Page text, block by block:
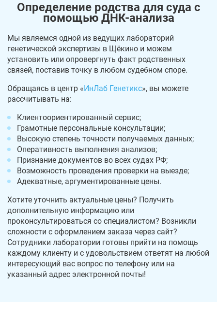
Определение родства для суда с
помощью ДНК-анализа
Мы являемся одной из ведущих лабораторий
генетической экспертизы в Щёкино и можем
установить или опровергнуть факт родственных
связей, поставив точку в любом судебном споре.
Обращаясь в центр « ИнЛаб Генетикс», вы можете
рассчитывать на:
Клиентоориентированный сервис;
Грамотные персональные консультации;
Высокую степень точности получаемых данных;
Оперативность выполнения анализов;
Признание документов во всех судах РФ;
Возможность проведения проверки на выезде;
Адекватные, аргументированные цены.
Хотите уточнить актуальные цены? Получить
дополнительную информацию или
проконсультироваться со специалистом? Возникли
сложности с оформлением заказа через сайт?
Сотрудники лаборатории готовы прийти на помощь
каждому клиенту и с удовольствием ответят на любой
интересующий вас вопрос по телефону или на
указанный адрес электронной почты!